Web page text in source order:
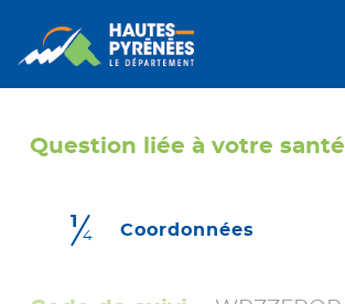
Question liée à votre santé
1
4 Coordonnées